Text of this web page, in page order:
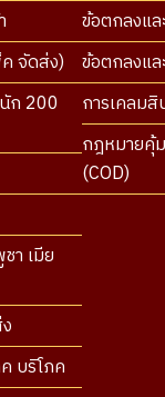
จัดส่ง)
ก 200
า เมีย
บริโภค
ข้อตกลงแล
ข้อตกลงแล
การเคลมสิ
กฎหมายคุ้
(COD)